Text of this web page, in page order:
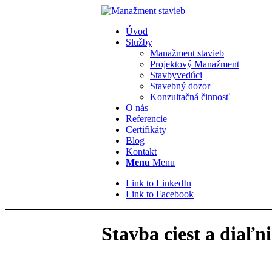
Úvod
Služby
Manažment stavieb
Projektový Manažment
Stavbyvedúci
Stavebný dozor
Konzultačná činnosť
O nás
Referencie
Certifikáty
Blog
Kontakt
Menu Menu
Link to LinkedIn
Link to Facebook
Stavba ciest a